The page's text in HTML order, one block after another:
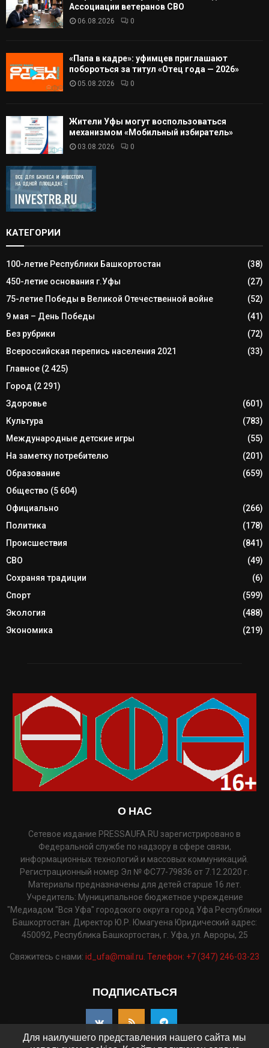
Ассоциации ветеранов СВО
06.08.2026 0
«Папа в кадре»: уфимцев приглашают
побороться за титул «Отец года — 2026»
05.08.2026 0
Жители Уфы могут воспользоваться
механизмом «Мобильный избиратель»
03.08.2026 0
КАТЕГОРИИ
100-летие Республики Башкортостан
(38)
450-летие основания г.Уфы
(27)
75-летие Победы в Великой Отечественной войне
(52)
9 мая – День Победы
(41)
Без рубрики
(72)
Всероссийская перепись населения 2021
(33)
Главное (2 425)
Город (2 291)
Здоровье
(601)
Культура
(783)
Международные детские игры
(55)
На заметку потребителю
(201)
Образование
(659)
Общество (5 604)
Официально
(266)
Политика
(178)
Происшествия
(841)
СВО
(49)
Сохраняя традиции
(6)
Спорт
(599)
Экология
(488)
Экономика
(219)
О НАС
Сетевое издание PRESSAUFA.RU зарегистрировано в
Федеральной службе по надзору в сфере связи,
информационных технологий и массовых коммуникаций.
Регистрационный номер Эл № ФС77-79836 от 7.12.2020 г.
Материалы предназначены для детей старше 16 лет.
Учредитель: Муниципальное бюджетное учреждение
"Медиадом "Вся Уфа" городского округа город Уфа Республики
Башкортостан. Директор Ю.Р. Юмагуена Юридический адрес:
450092, Республика Башкортостан, г. Уфа, ул. Авроры, 25
Свяжитесь с нами: id_ufa@mail.ru. Телефон: +7 (347) 246-03-23
ПОДПИСАТЬСЯ
Для наилучшего представления нашего сайта мы